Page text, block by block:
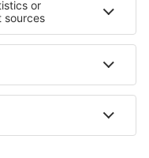
in Nationaal park Wolin